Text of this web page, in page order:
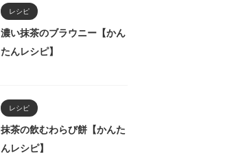
レシピ
濃い抹茶のブラウニー【かん
たんレシピ】
レシピ
抹茶の飲むわらび餅【かんた
んレシピ】